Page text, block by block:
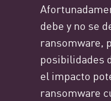
debe y no se
ransomware,
posibilidades
el impacto
ransomware